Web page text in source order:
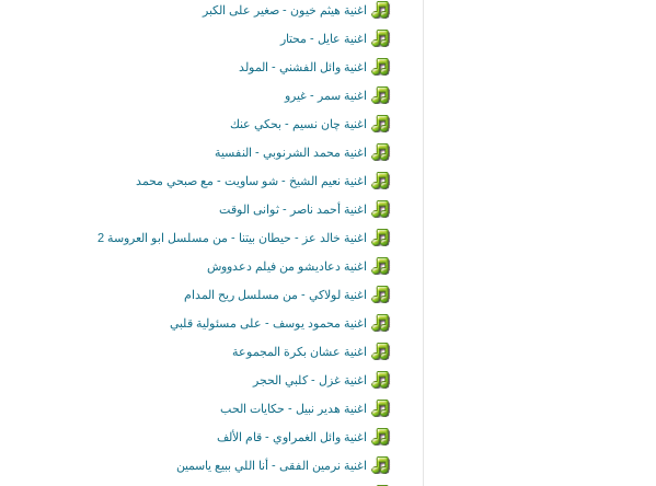
اغنية هيثم خيون - صغير على الكبر
اغنية عايل - محتار
اغنية وائل الفشني - المولد
اغنية سمر - غيرو
اغنية چان نسيم - بحكي عنك
اغنية محمد الشرنوبي - النفسية
اغنية نعيم الشيخ - شو ساويت - مع صبحي محمد
اغنية أحمد ناصر - ثوانى الوقت
اغنية خالد عز - حيطان بيتنا - من مسلسل ابو العروسة 2
اغنية دعاديشو من فيلم دعدووش
اغنية لولاكي - من مسلسل ريح المدام
اغنية محمود يوسف - على مسئولية قلبي
اغنية عشان بكرة المجموعة
اغنية غزل - كلبي الحجر
اغنية هدير نبيل - حكايات الحب
اغنية وائل الغمراوي - قام الألف
اغنية نرمين الفقى - أنا اللي ببيع ياسمين